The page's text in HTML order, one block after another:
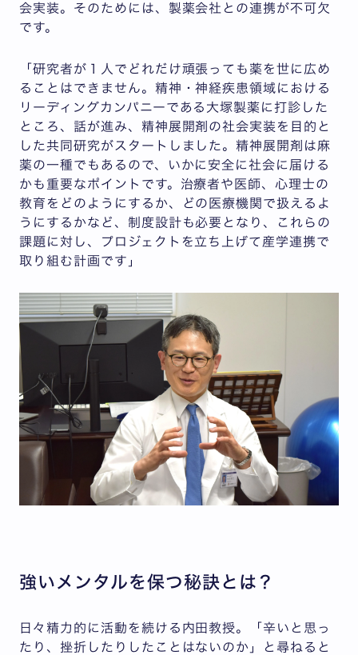
会実装。そのためには、製薬会社との連携が不可欠
です。
「研究者が１人でどれだけ頑張っても薬を世に広め
ることはできません。精神・神経疾患領域における
リーディングカンパニーである大塚製薬に打診した
ところ、話が進み、精神展開剤の社会実装を目的と
した共同研究がスタートしました。精神展開剤は麻
薬の一種でもあるので、いかに安全に社会に届ける
かも重要なポイントです。治療者や医師、心理士の
教育をどのようにするか、どの医療機関で扱えるよ
うにするかなど、制度設計も必要となり、これらの
課題に対し、プロジェクトを立ち上げて産学連携で
取り組む計画です」
強いメンタルを保つ秘訣とは？
日々精力的に活動を続ける内田教授。「辛いと思っ
たり、挫折したりしたことはないのか」と尋ねると